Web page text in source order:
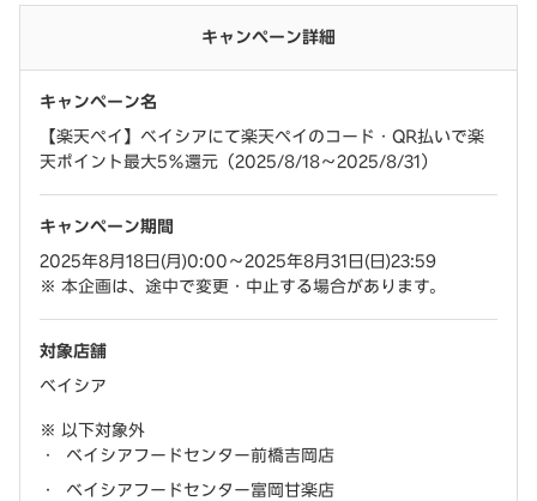
キャンペーン詳細
キャンペーン名
【楽天ペイ】ベイシアにて楽天ペイのコード・QR払いで楽
天ポイント最大5％還元（2025/8/18～2025/8/31）
キャンペーン期間
2025年8月18日(月)0:00～2025年8月31日(日)23:59
本企画は、途中で変更・中止する場合があります。
対象店舗
ベイシア
以下対象外
ベイシアフードセンター前橋吉岡店
ベイシアフードセンター富岡甘楽店